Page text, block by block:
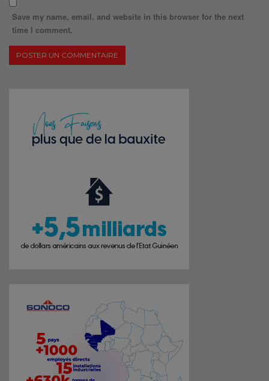
Save my name, email, and website in this browser for the next
time I comment.